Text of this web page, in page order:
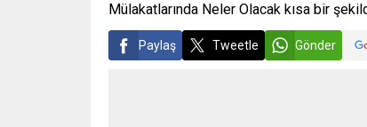
Mülakatlarında Neler Olacak kısa bir
Paylaş Tweetle Gönder